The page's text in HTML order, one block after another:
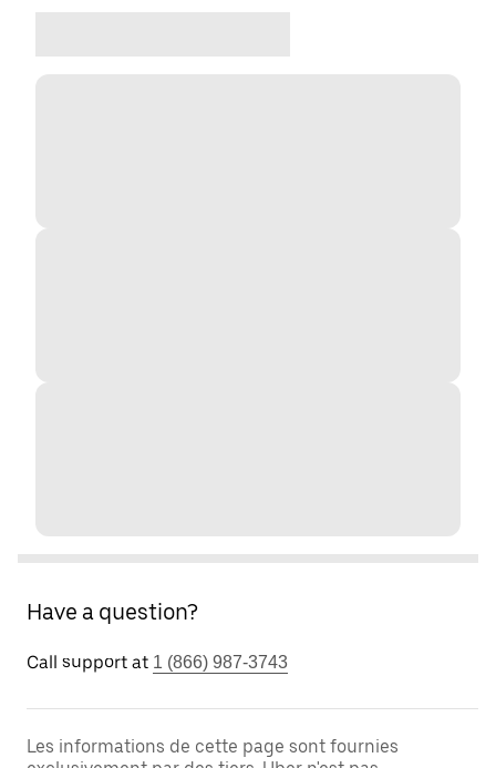
Have a question?
Call support at 1 (866) 987-3743
Les informations de cette page sont fournies